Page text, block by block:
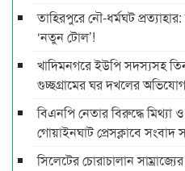
তাহিরপুরে নৌ-ধর্মঘট
‘নতুন টোল’!
খাদিমনগরে ইউপি সদস্যসহ
গুচ্ছগ্রামের ঘর দখলের অভিযোগ
বিএনপি নেতার বিরুদ্ধে মিথ্যা
গোয়াইনঘাট প্রেসক্লাবে সংবাদ
সিলেটের চোরাচালান